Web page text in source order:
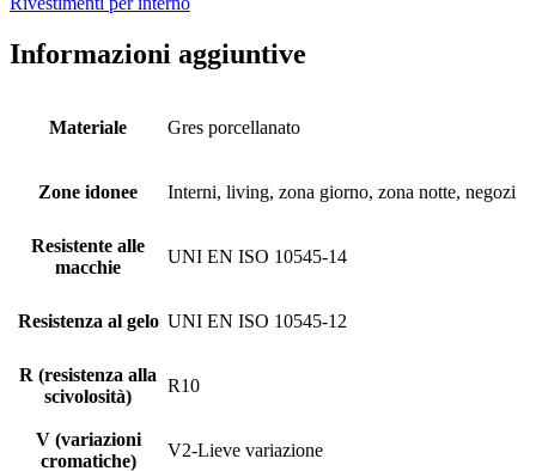
Informazioni aggiuntive
Materiale Gres porcellanato
Zone idonee Interni, living, zona giorno, zona notte, negozi
Resistente alle
macchie
UNI EN ISO 10545-14
Resistenza al gelo UNI EN ISO 10545-12
R (resistenza alla
scivolosità)
R10
V (variazioni
cromatiche)
V2-Lieve variazione